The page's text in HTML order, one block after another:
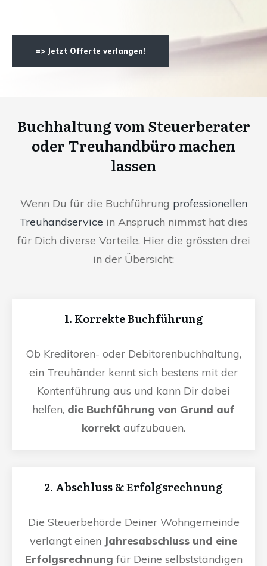
=> Jetzt Offerte verlangen!
Buchhaltung vom Steuerberater
oder Treuhandbüro machen
lassen
Wenn Du für die Buchführung professionellen
Treuhandservice in Anspruch nimmst hat dies
für Dich diverse Vorteile. Hier die grössten drei
in der Übersicht:
1. Korrekte Buchführung
Ob Kreditoren- oder Debitorenbuchhaltung,
ein Treuhänder kennt sich bestens mit der
Kontenführung aus und kann Dir dabei
helfen, die Buchführung von Grund auf
korrekt aufzubauen.
2. Abschluss & Erfolgsrechnung
Die Steuerbehörde Deiner Wohngemeinde
verlangt einen Jahresabschluss und eine
Erfolgsrechnung für Deine selbstständigen